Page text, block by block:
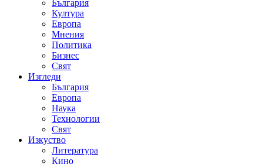
България
Култура
Европа
Мнения
Политика
Бизнес
Свят
Изгледи
България
Европа
Наука
Технологии
Свят
Изкуство
Литература
Кино